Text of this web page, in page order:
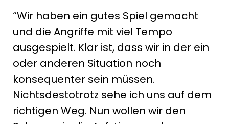
“Wir haben ein gutes Spiel gemacht
und die Angriffe mit viel Tempo
ausgespielt. Klar ist, dass wir in der ein
oder anderen Situation noch
konsequenter sein müssen.
Nichtsdestotrotz sehe ich uns auf dem
richtigen Weg. Nun wollen wir den